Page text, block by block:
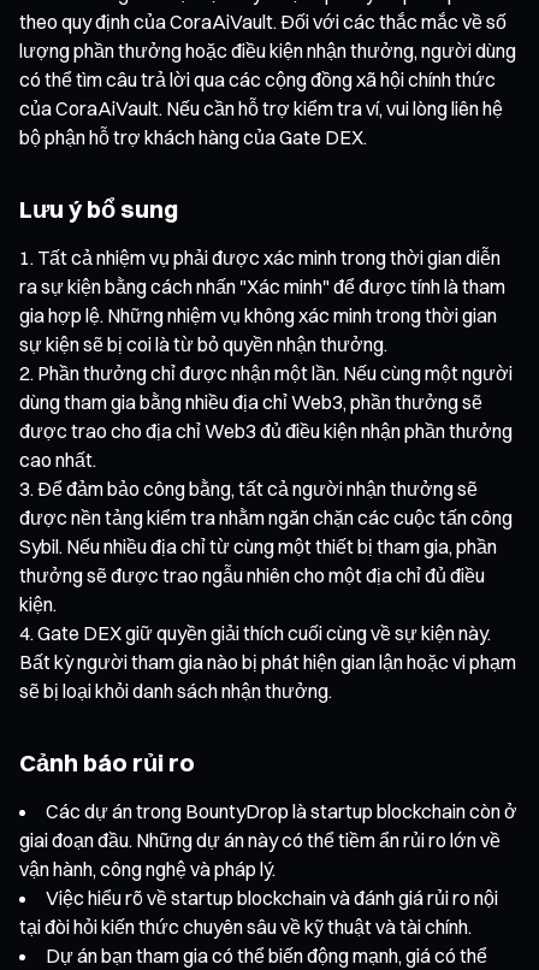
theo quy định của CoraAiVault. Đối với các thắc mắc về số
lượng phần thưởng hoặc điều kiện nhận thưởng, người dùng
có thể tìm câu trả lời qua các cộng đồng xã hội chính thức
của CoraAiVault. Nếu cần hỗ trợ kiểm tra ví, vui lòng liên hệ
bộ phận hỗ trợ khách hàng của Gate DEX.
Lưu ý bổ sung
Tất cả nhiệm vụ phải được xác minh trong thời gian diễn
ra sự kiện bằng cách nhấn "Xác minh" để được tính là tham
gia hợp lệ. Những nhiệm vụ không xác minh trong thời gian
sự kiện sẽ bị coi là từ bỏ quyền nhận thưởng.
Phần thưởng chỉ được nhận một lần. Nếu cùng một người
dùng tham gia bằng nhiều địa chỉ Web3, phần thưởng sẽ
được trao cho địa chỉ Web3 đủ điều kiện nhận phần thưởng
cao nhất.
Để đảm bảo công bằng, tất cả người nhận thưởng sẽ
được nền tảng kiểm tra nhằm ngăn chặn các cuộc tấn công
Sybil. Nếu nhiều địa chỉ từ cùng một thiết bị tham gia, phần
thưởng sẽ được trao ngẫu nhiên cho một địa chỉ đủ điều
kiện.
Gate DEX giữ quyền giải thích cuối cùng về sự kiện này.
Bất kỳ người tham gia nào bị phát hiện gian lận hoặc vi phạm
sẽ bị loại khỏi danh sách nhận thưởng.
Cảnh báo rủi ro
Các dự án trong BountyDrop là startup blockchain còn ở
giai đoạn đầu. Những dự án này có thể tiềm ẩn rủi ro lớn về
vận hành, công nghệ và pháp lý.
Việc hiểu rõ về startup blockchain và đánh giá rủi ro nội
tại đòi hỏi kiến thức chuyên sâu về kỹ thuật và tài chính.
Dự án bạn tham gia có thể biến động mạnh, giá có thể